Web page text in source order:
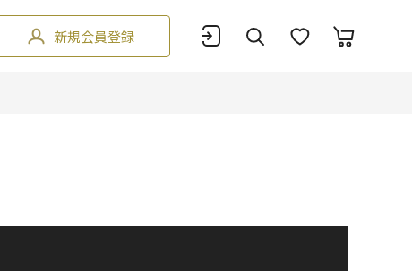
新規会員登録